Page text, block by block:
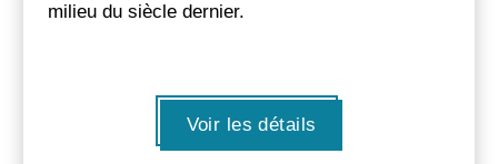
milieu du siècle dernier.
Voir les détails